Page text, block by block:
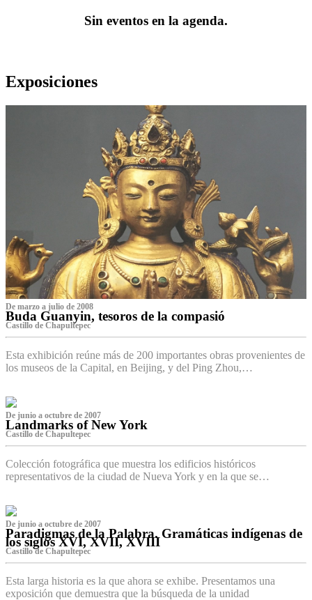
Sin eventos en la agenda.
Exposiciones
De marzo a julio de 2008
Buda Guanyin, tesoros de la compasió
Castillo de Chapultepec
Esta exhibición reúne más de 200 importantes obras provenientes de
los museos de la Capital, en Beijing, y del Ping Zhou,…
De junio a octubre de 2007
Landmarks of New York
Castillo de Chapultepec
Colección fotográfica que muestra los edificios históricos
representativos de la ciudad de Nueva York y en la que se…
De junio a octubre de 2007
Paradigmas de la Palabra. Gramáticas indígenas de
los siglos XVI, XVII, XVIII
Castillo de Chapultepec
Esta larga historia es la que ahora se exhibe. Presentamos una
exposición que demuestra que la búsqueda de la unidad